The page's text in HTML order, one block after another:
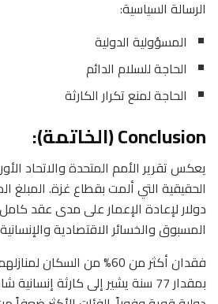
الرسالة السياسية:
المسؤولية الدولية
الحاجة للسلام الدائم
الحاجة لمنع تكرار الكارثة
Conclusion (الخاتمة):
يعكس تقرير الأمم المتحدة والاتحاد
دولار لإعادة الإعمار على مدى عقد
المسبوق والخسائر الاقتصادية
فقدان أكثر من 60% من السكان
بمقدار 77 سنة يشير إلى كارثة